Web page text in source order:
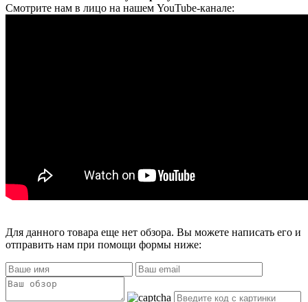
Смотрите нам в лицо на нашем YouTube-канале:
Для данного товара еще нет обзора. Вы можете написать его и
отправить нам при помощи формы ниже: